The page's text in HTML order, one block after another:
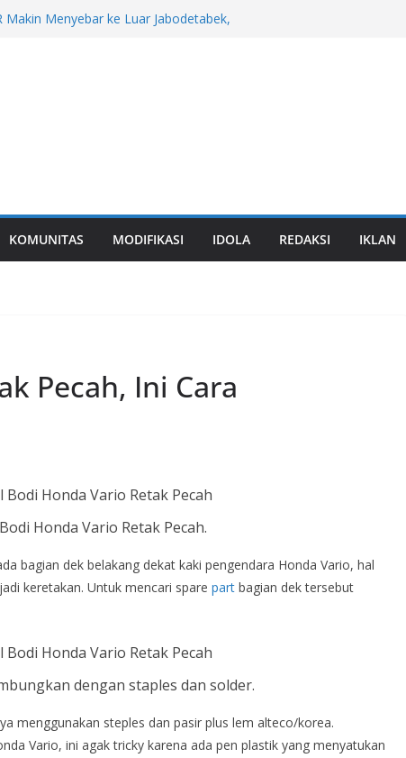
KOMUNITAS MODIFIKASI IDOLA REDAKSI IKLAN
Pecah, Ini Cara
Honda Vario Retak Pecah.
bagian dek belakang dekat kaki pengendara Honda Vario, hal
keretakan. Untuk mencari spare part bagian dek tersebut
dengan staples dan solder.
menggunakan steples dan pasir plus lem alteco/korea.
Vario, ini agak tricky karena ada pen plastik yang menyatukan